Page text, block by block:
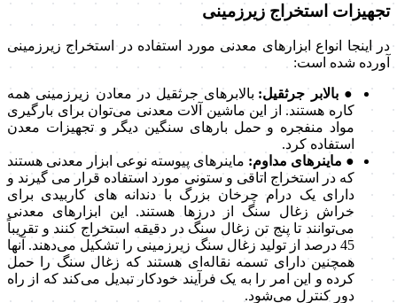
تجهیزات استخراج زیرزمینی
در اینجا انواع ابزارهای معدنی مورد استفاده در استخراج زیرزمینی
آورده شده است:
● بالابر جرثقیل: بالابرهای جرثقیل در معادن زیرزمینی همه
کاره هستند. از این ماشین آلات معدنی می‌توان برای بارگیری
مواد منفجره و حمل بارهای سنگین دیگر و تجهیزات معدن
استفاده کرد.
● ماینرهای مداوم: ماینرهای پیوسته نوعی ابزار معدنی هستند
که در استخراج اتاقی و ستونی مورد استفاده قرار می گیرند و
دارای یک درام چرخان بزرگ با دندانه های کاربیدی برای
خراش زغال سنگ از درزها هستند. این ابزارهای معدنی
می‌توانند تا پنج تن زغال سنگ در دقیقه استخراج کنند و تقریباً
45 درصد از تولید زغال سنگ زیرزمینی را تشکیل می‌دهند. آنها
همچنین دارای تسمه نقاله‌ای هستند که زغال سنگ را حمل
کرده و این امر را به یک فرآیند خودکار تبدیل می‌کند که از راه
دور کنترل می‌شود.